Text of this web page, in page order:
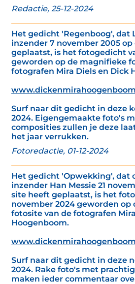
Redactie, 25-12-2024
Het gedicht 'Regenboog', dat
inzender 7 november 2005
geplaatst, is het fotogedicht
geworden op de magnifieke
fotografen Mira Diels en Dick
Surf naar dit gedicht in deze
2024. Eigengemaakte foto's
composities zullen je deze
het jaar verrukken.
Fotoredactie, 01-12-2024
Het gedicht 'Opwekking', dat
inzender Han Messie 21
site heeft geplaatst, is het
november 2024 geworden op
fotosite van de fotografen
Hoogenboom.
Surf naar dit gedicht in deze
2024. Rake foto's met
maken ieder commentaar